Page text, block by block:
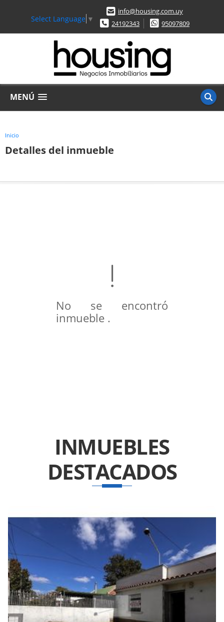
Select Language ▼
info@housing.com.uy
24192343
95097809
MENÚ
Inicio
Detalles del inmueble
No se encontró
inmueble .
INMUEBLES
DESTACADOS